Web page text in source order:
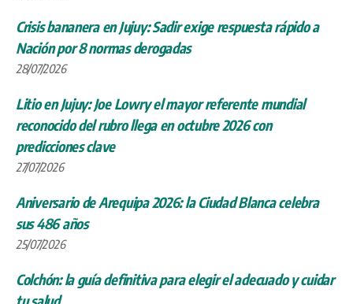
Crisis bananera en Jujuy: Sadir exige respuesta rápido a
Nación por 8 normas derogadas
28/07/2026
Litio en Jujuy: Joe Lowry el mayor referente mundial
reconocido del rubro llega en octubre 2026 con
predicciones clave
27/07/2026
Aniversario de Arequipa 2026: la Ciudad Blanca celebra
sus 486 años
25/07/2026
Colchón: la guía definitiva para elegir el adecuado y cuidar